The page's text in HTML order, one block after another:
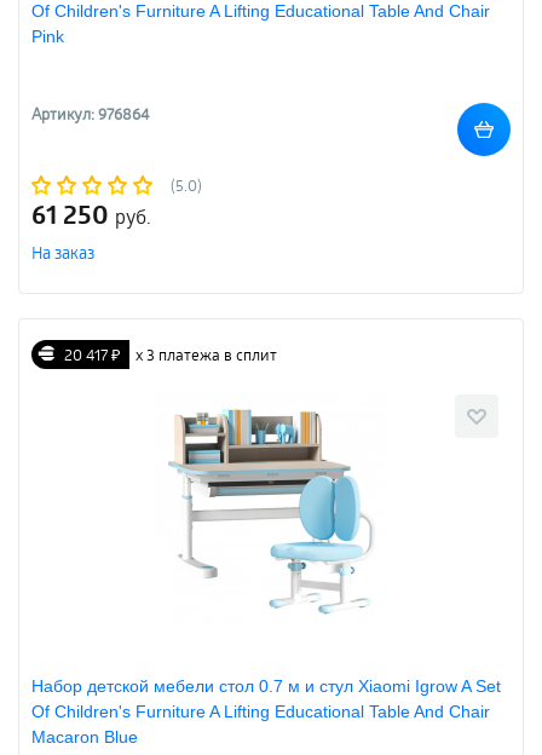
Of Children's Furniture A Lifting Educational Table And Chair
Pink
Артикул: 976864
(5.0)
61 250 руб.
На заказ
20 417 ₽ х 3 платежа в сплит
Набор детской мебели стол 0.7 м и стул Xiaomi Igrow A Set
Of Children's Furniture A Lifting Educational Table And Chair
Macaron Blue